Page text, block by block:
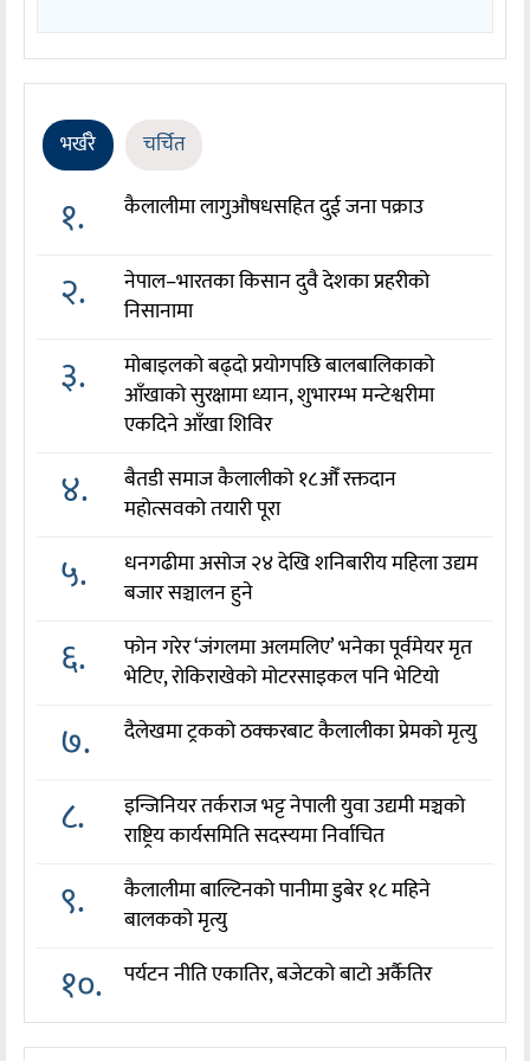
भर्खरै चर्चित
१. कैलालीमा लागुऔषधसहित दुई जना पक्राउ
२.
नेपाल–भारतका किसान दुवै देशका प्रहरीको
निसानामा
३.
मोबाइलको बढ्दो प्रयोगपछि बालबालिकाको
आँखाको सुरक्षामा ध्यान, शुभारम्भ मन्टेश्वरीमा
एकदिने आँखा शिविर
४.
बैतडी समाज कैलालीको १८औँ रक्तदान
महोत्सवको तयारी पूरा
५.
धनगढीमा असोज २४ देखि शनिबारीय महिला उद्यम
बजार सञ्चालन हुने
६.
फोन गरेर ‘जंगलमा अलमलिए’ भनेका पूर्वमेयर मृत
भेटिए, रोकिराखेको मोटरसाइकल पनि भेटियो
७. दैलेखमा ट्रकको ठक्करबाट कैलालीका प्रेमको मृत्यु
८.
इन्जिनियर तर्कराज भट्ट नेपाली युवा उद्यमी मञ्चको
राष्ट्रिय कार्यसमिति सदस्यमा निर्वाचित
९.
कैलालीमा बाल्टिनको पानीमा डुबेर १८ महिने
बालकको मृत्यु
१०. पर्यटन नीति एकातिर, बजेटको बाटो अर्कैतिर